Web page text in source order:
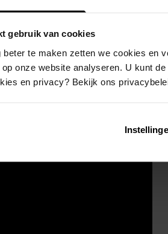
gebruik van cookies
beter te maken zetten we cookies en
op onze website analyseren. U kunt
en privacy? Bekijk ons